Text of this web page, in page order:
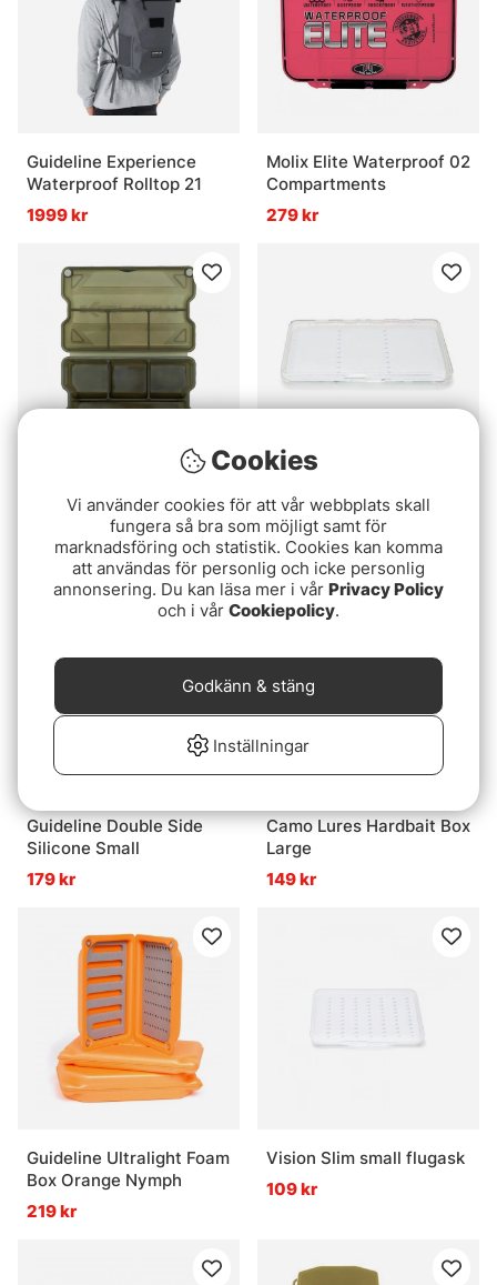
Guideline Experience
Waterproof Rolltop 21
1999 kr
Molix Elite Waterproof 02
Compartments
279 kr
Korum Bits Blox 5 Slot
Vision Fit large/straight
cut flugask
109 kr
Guideline Double Side
Silicone Small
179 kr
Camo Lures Hardbait Box
Large
149 kr
Guideline Ultralight Foam
Box Orange Nymph
219 kr
Vision Slim small flugask
109 kr
Cookies
Vi använder cookies för att vår webbplats skall
fungera så bra som möjligt samt för
marknadsföring och statistik. Cookies kan komma
att användas för personlig och icke personlig
annonsering. Du kan läsa mer i vår Privacy Policy
och i vår Cookiepolicy.
Inställningar
Godkänn & stäng